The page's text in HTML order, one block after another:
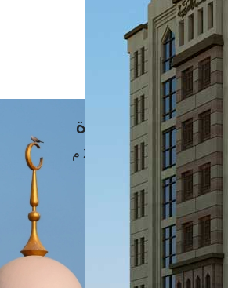
حجز موعد
الفتوى الهاتفية
مَواقِيتُ الصَّـــلاة
القاهرة · 07 أغسطس 2026 م
الفجر
4 :41
الشروق
6 :17
الظهر